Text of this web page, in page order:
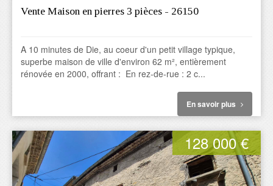
Vente Maison en pierres 3 pièces - 26150
A 10 minutes de Die, au coeur d'un petit village typique,
superbe maison de ville d'environ 62 m², entièrement
rénovée en 2000, offrant : En rez-de-rue : 2 c...
En savoir plus
128 000 €